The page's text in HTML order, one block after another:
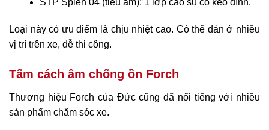
Loại này có ưu điểm là chịu nhiệt cao. Có thể dán ở nhiều
vị trí trên xe, dễ thi công.
Tấm cách âm chống ồn Forch
Thương hiệu Forch của Đức cũng đã nổi tiếng với nhiều
sản phẩm chăm sóc xe.